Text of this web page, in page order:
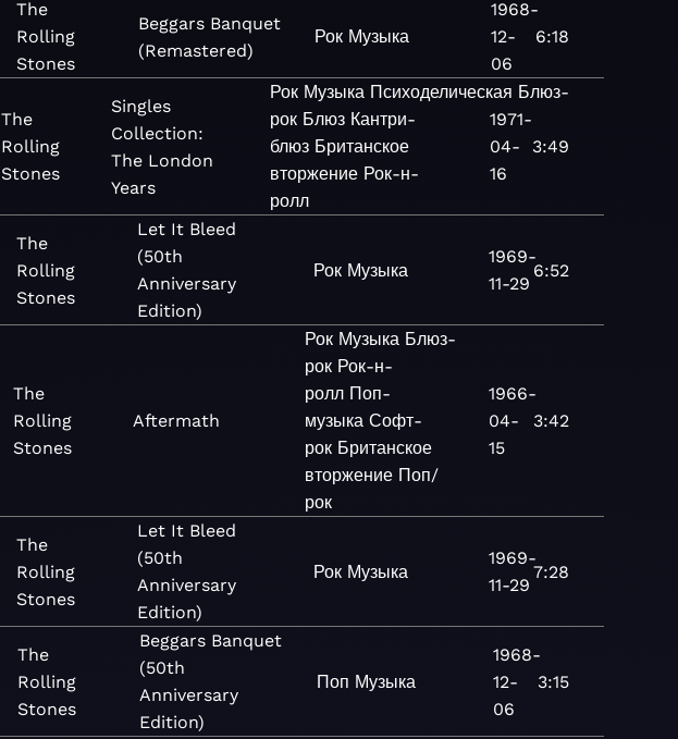
The
Rolling
Stones
Beggars Banquet
(Remastered)
Рок Музыка
1968-
12-
06
6:18
The
Rolling
Stones
Singles
Collection:
The London
Years
Рок Музыка Психоделическая Блюз-
рок Блюз Кантри-
блюз Британское
вторжение Рок-н-
ролл
1971-
04-
16
3:49
The
Rolling
Stones
Let It Bleed
(50th
Anniversary
Edition)
Рок Музыка
1969-
11-29
6:52
The
Rolling
Stones
Aftermath
Рок Музыка Блюз-
рок Рок-н-
ролл Поп-
музыка Софт-
рок Британское
вторжение Поп/
рок
1966-
04-
15
3:42
The
Rolling
Stones
Let It Bleed
(50th
Anniversary
Edition)
Рок Музыка
1969-
11-29
7:28
The
Rolling
Stones
Beggars Banquet
(50th
Anniversary
Edition)
Поп Музыка
1968-
12-
06
3:15